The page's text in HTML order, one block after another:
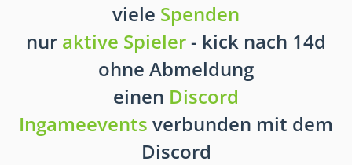
viele Spenden
nur aktive Spieler- kick nach 14d
ohne Abmeldung
einen Discord
Ingameevents verbunden mit dem
Discord